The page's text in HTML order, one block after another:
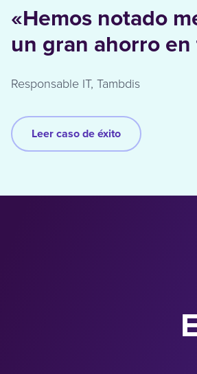
«Hemos notado
un gran ahorro
Responsable IT, Tambdis
Leer caso de éxito